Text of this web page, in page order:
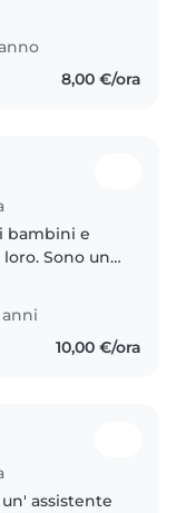
molta
giocare e di..
8,00 €/ora
bambini e
Sono una
come
con
anni
10,00 €/ora
assistente